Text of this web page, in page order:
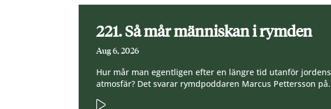
221. Så mår människan i rymden
Aug 6, 2026
Hur mår man egentligen efter en längre tid utanför jordens
atmosfär? Det svarar rymdpoddaren Marcus Pettersson på.